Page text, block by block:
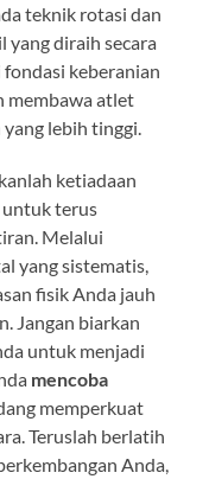
teknik rotasi dan
yang diraih secara
keberanian
membawa atlet
lebih tinggi.
ketiadaan
untuk terus
Melalui
yang sistematis,
fisik Anda jauh
Jangan biarkan
untuk menjadi
mencoba
memperkuat
Teruslah berlatih
Anda,